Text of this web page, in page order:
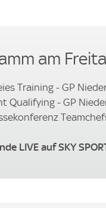
am
Training - GP
Qualifying - GP
LIVE auf SKY